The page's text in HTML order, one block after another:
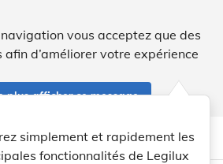
vous acceptez que des
d’améliorer votre expérience
plus afficher ce message
account_circle help Aide
simplement et rapidement les
fonctionnalités de Legilux
light_mode dark_mode